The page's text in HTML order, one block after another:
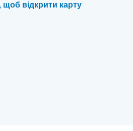
щоб відкрити карту